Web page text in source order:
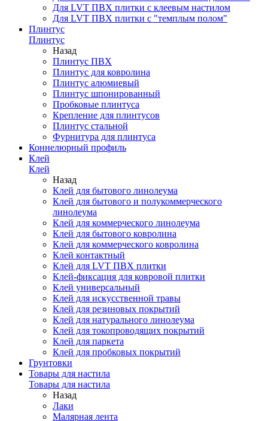
Для LVT ПВХ плитки с клеевым настилом
Для LVT ПВХ плитки с "темплым полом"
Плинтус
Плинтус
Назад
Плинтус ПВХ
Плинтус для ковролина
Плинтус алюмиевый
Плинтус шпонированный
Пробковые плинтуса
Крепление для плинтусов
Плинтус стальной
Фурнитура для плинтуса
Коннелюрный профиль
Клей
Клей
Назад
Клей для бытового линолеума
Клей для бытового и полукоммерческого
линолеума
Клей для коммерческого линолеума
Клей для бытового ковролина
Клей для коммерческого ковролина
Клей контактный
Клей для LVT ПВХ плитки
Клей-фиксация для ковровой плитки
Клей универсальный
Клей для искусственной травы
Клей для резиновых покрытий
Клей для натурального линолеума
Клей для токопроводящих покрытий
Клей для паркета
Клей для пробковых покрытий
Грунтовки
Товары для настила
Товары для настила
Назад
Лаки
Малярная лента